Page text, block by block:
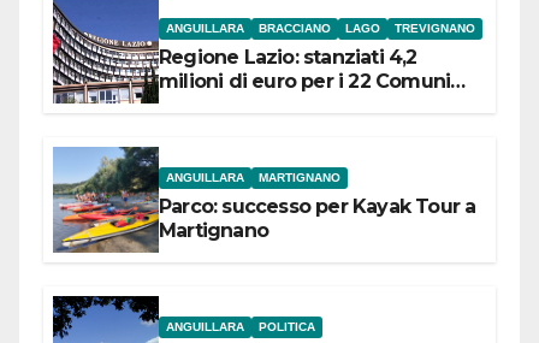
ANGUILLARA BRACCIANO LAGO TREVIGNANO
Regione Lazio: stanziati 4,2
milioni di euro per i 22 Comuni
ANGUILLARA MARTIGNANO
Parco: successo per Kayak Tour a
Martignano
ANGUILLARA POLITICA